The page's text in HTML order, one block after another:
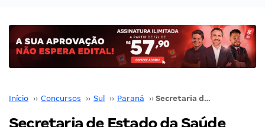
Início ›› Concursos ›› Sul ›› Paraná ›› Secretaria de Estado da Saúde anuncia concurso para contratar 2.114 profissionais para a Saúde!
Secretaria de Estado da Saúde